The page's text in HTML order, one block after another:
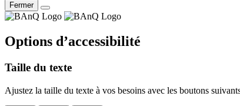
Fermer
Options d’accessibilité
Taille du texte
Ajustez la taille du texte à vos besoins avec les boutons